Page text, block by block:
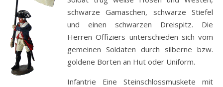
schwarze Gamaschen, schwarze Stiefel
und einen schwarzen Dreispitz. Die
Herren Offiziers unterschieden sich vom
gemeinen Soldaten durch silberne bzw.
goldene Borten an Hut oder Uniform.
Infantrie Eine Steinschlossmuskete mit